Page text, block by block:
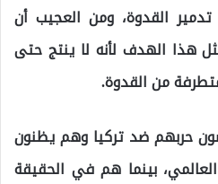
تدمير القدوة، ومن العجيب أن
هذا الهدف لأنه لا ينتج حتى
من القدوة.
حربهم ضد تركيا وهم يظنون
بينما هم في الحقيقة